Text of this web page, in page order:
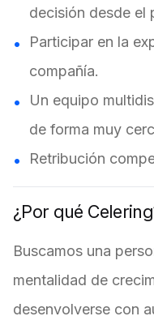
decisión desde el
Participar en la
compañía.
Un equipo
de forma muy
Retribución
¿Por qué
Buscamos una
mentalidad de
desenvolverse con